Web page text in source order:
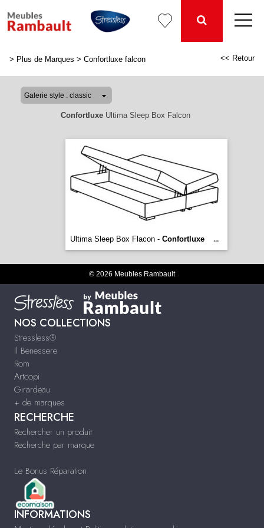
> Plus de Marques > Confortluxe falcon << Retour
ConfortluxeUltima Sleep Box Falcon
Ultima Sleep Box Flacon - Confortluxe ...
© 2026 Meubles Rambault
NOS COLLECTIONS
Stressless®
Il Benessere
Rom
Artcopi
Girardeau
+ de marques
RECHERCHE
Rechercher un produit
Recherche par marque
Le Bonus Réparation
INFORMATIONS